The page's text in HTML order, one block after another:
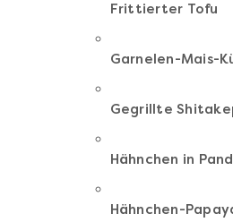
Frittierter Tofu
Garnelen-Mais-
Gegrillte
Hähnchen in
Hähnchen-